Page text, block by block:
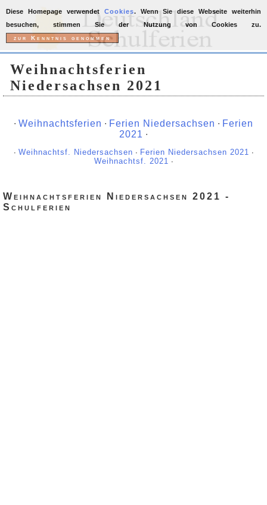
Weihnachtsferien
Niedersachsen 2021
∙ Weihnachtsferien ∙ Ferien Niedersachsen ∙ Ferien
2021 ∙
∙ Weihnachtsf. Niedersachsen ∙ Ferien Niedersachsen 2021 ∙
Weihnachtsf. 2021 ∙
Weihnachtsferien Niedersachsen 2021 -
Schulferien
Diese Homepage verwendet Cookies. Wenn Sie diese Webseite weiterhin
besuchen, stimmen Sie der Nutzung von Cookies zu.